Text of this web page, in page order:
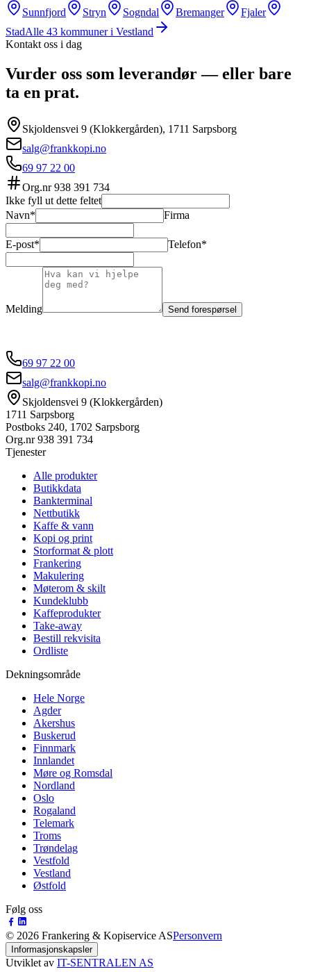
Sunnfjord Stryn Sogndal Bremanger
Fjaler
StadAlle 43 kommuner i Vestland
Kontakt oss i dag
Vurder oss som leverandør — eller bare
ta en prat.
Skjoldensvei 9 (Klokkergården), 1711 Sarpsborg
salg@frankkopi.no
69 97 22 00
Org.nr938 391 734
Ikke fyll ut dette feltet
Navn*
Firma
E-post* Telefon*
Melding Send forespørsel
69 97 22 00
salg@frankkopi.no
Skjoldensvei 9 (Klokkergården)
1711 Sarpsborg
Postboks 240, 1702 Sarpsborg
Org.nr938 391 734
Tjenester
Alle produkter
Butikkdata
Bankterminal
Nettbutikk
Kaffe & vann
Kopi og print
Storformat & plott
Frankering
Makulering
Møterom & skilt
Kundeklubb
Kaffeprodukter
Take-away
Bestill rekvisita
Ordliste
Dekningsområde
Hele Norge
Agder
Akershus
Buskerud
Finnmark
Innlandet
Møre og Romsdal
Nordland
Oslo
Rogaland
Telemark
Troms
Trøndelag
Vestfold
Vestland
Østfold
Følg oss
© 2026 Frankering & Kopiservice ASPersonvern
Informasjonskapsler
Utviklet av IT-SENTRALEN AS